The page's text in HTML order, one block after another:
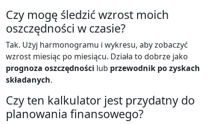
Czy mogę śledzić wzrost moich
oszczędności w czasie?
Tak. Użyj harmonogramu i wykresu, aby zobaczyć
wzrost miesiąc po miesiącu. Działa to dobrze jako
prognoza oszczędności lub przewodnik po zyskach
składanych.
Czy ten kalkulator jest przydatny do
planowania finansowego?